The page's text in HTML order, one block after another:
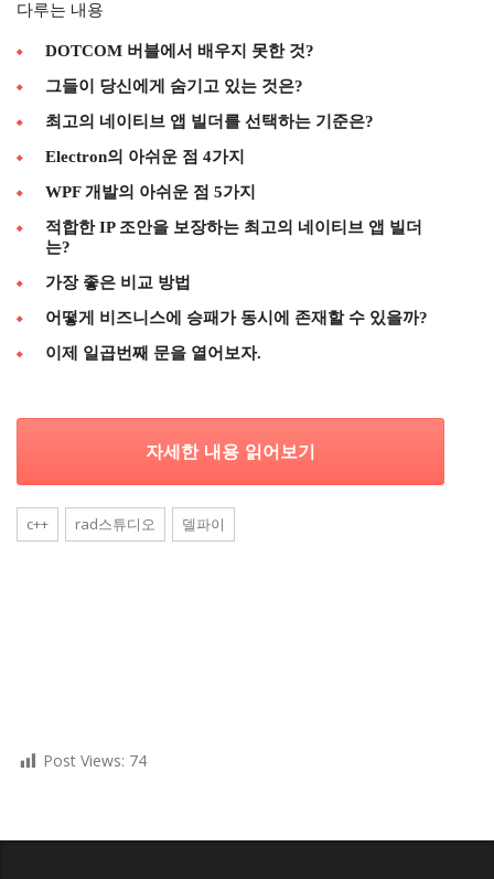
다루는 내용
DOTCOM 버블에서 배우지 못한 것?
그들이 당신에게 숨기고 있는 것은?
최고의 네이티브 앱 빌더를 선택하는 기준은?
Electron의 아쉬운 점 4가지
WPF 개발의 아쉬운 점 5가지
적합한 IP 조안을 보장하는 최고의 네이티브 앱 빌더
는?
가장 좋은 비교 방법
어떻게 비즈니스에 승패가 동시에 존재할 수 있을까?
이제 일곱번째 문을 열어보자.
자세한 내용 읽어보기
c++ rad스튜디오 델파이
Post Views: 74